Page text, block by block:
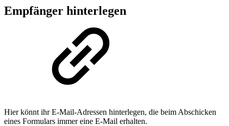
Empfänger hinterlegen
Hier könnt ihr E-Mail-Adressen hinterlegen, die beim Abschicken
eines Formulars immer eine E-Mail erhalten.